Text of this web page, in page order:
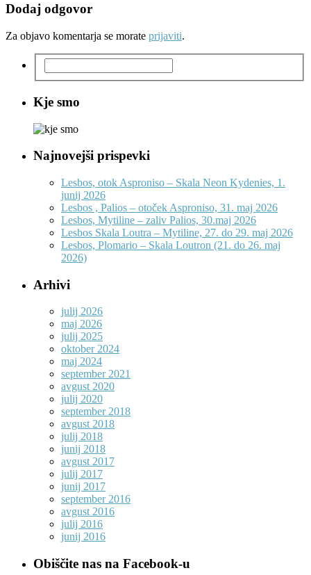
Dodaj odgovor
Za objavo komentarja se morate prijaviti.
Kje smo
Najnovejši prispevki
Lesbos, otok Asproniso – Skala Neon Kydenies, 1.
junij 2026
Lesbos , Palios – otoček Asproniso, 31. maj 2026
Lesbos, Mytiline – zaliv Palios, 30.maj 2026
Lesbos Skala Loutra – Mytiline, 27. do 29. maj 2026
Lesbos, Plomario – Skala Loutron (21. do 26. maj
2026)
Arhivi
julij 2026
maj 2026
julij 2025
oktober 2024
maj 2024
september 2021
avgust 2020
julij 2020
september 2018
avgust 2018
julij 2018
junij 2018
avgust 2017
julij 2017
junij 2017
september 2016
avgust 2016
julij 2016
junij 2016
Obiščite nas na Facebook-u